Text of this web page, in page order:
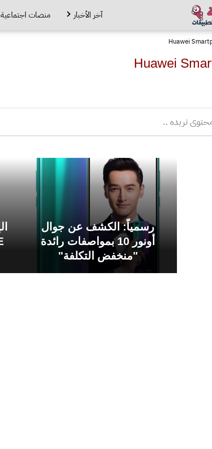
آخر الأخبار منصات اجتماعية
Huawei
Huawei
رسمياً: الكشف عن جوال
أونور 10 بمواصفات رائدة
"منخفض التكلفة"